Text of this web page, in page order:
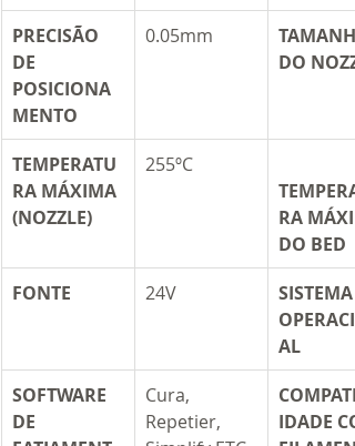
PRECISÃO
DE
POSICIONA
​0.05mm
DO
TEMPERATU
RA MÁXIMA
(NOZZLE)
255ºC
RA
DO BED
FONTE
​24V
SISTEMA
AL
SOFTWARE
DE
Cura,
Repetier,
IDADE